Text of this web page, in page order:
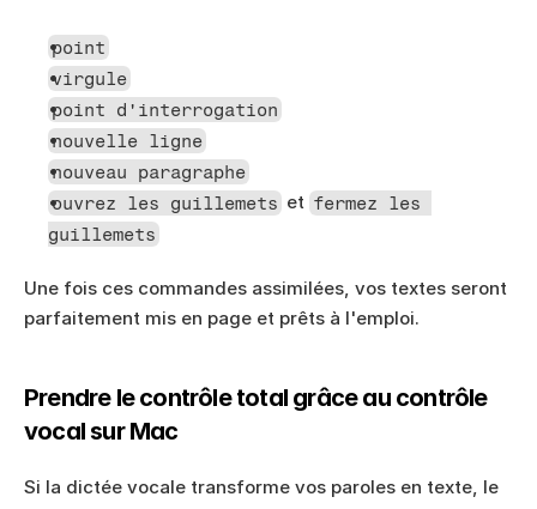
point
virgule
point d'interrogation
nouvelle ligne
nouveau paragraphe
ouvrez les guillemets et fermez les
guillemets
Une fois ces commandes assimilées, vos textes seront
parfaitement mis en page et prêts à l'emploi.
Prendre le contrôle total grâce au contrôle
vocal sur Mac
Si la dictée vocale transforme vos paroles en texte, le